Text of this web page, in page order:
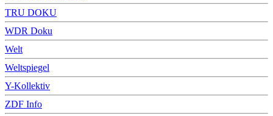
TRU DOKU
WDR Doku
Welt
Weltspiegel
Y-Kollektiv
ZDF Info